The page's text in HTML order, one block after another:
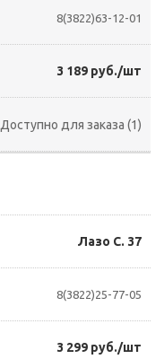
8(3822)63-12-01
3 189 руб./шт
Доступно для заказа (1)
Лазо С. 37
8(3822)25-77-05
3 299 руб./шт